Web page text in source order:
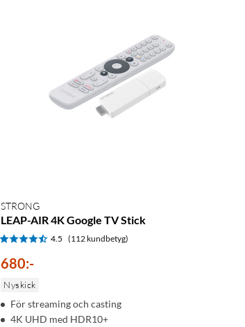
STRONG
LEAP-AIR 4K Google TV Stick
4.5 (112 kundbetyg)
680:-
Nyskick
För streaming och casting
4K UHD med HDR10+